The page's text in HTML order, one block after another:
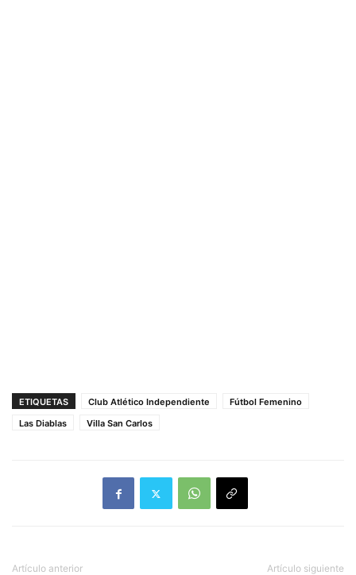
ETIQUETAS Club Atlético Independiente
Fútbol Femenino
Las Diablas
Villa San Carlos
Artículo anterior Artículo siguiente